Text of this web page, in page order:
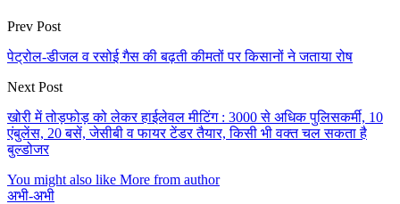
Prev Post
पेट्रोल-डीजल व रसोई गैस की बढ़ती कीमतों पर किसानों ने जताया रोष
Next Post
खोरी में तोड़फोड़ को लेकर हाईलेवल मीटिंग : 3000 से अधिक पुलिसकर्मी, 10
एंबुलेंस, 20 बसें, जेसीबी व फायर टेंडर तैयार, किसी भी वक्त चल सकता है
बुल्डोजर
You might also like More from author
अभी-अभी